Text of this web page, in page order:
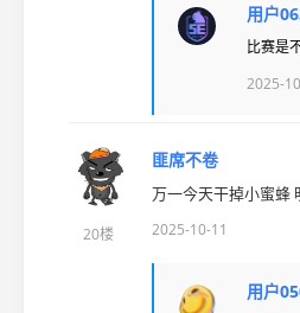
用户
比赛是
2025-
20楼
匪席不卷
万一今天干掉小蜜蜂
2025-10-11
用户